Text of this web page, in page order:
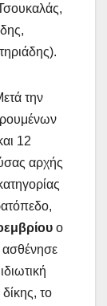
την
12
αρχής
ο
ασθένησε
το